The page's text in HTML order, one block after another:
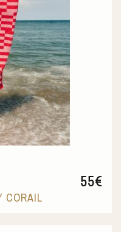
55€
CORAIL